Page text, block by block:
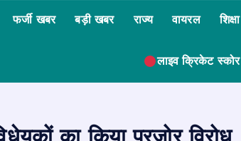
फर्जी खबर बड़ी खबर राज्य वायरल शिक्षा
लाइव क्रिकेट स्कोर